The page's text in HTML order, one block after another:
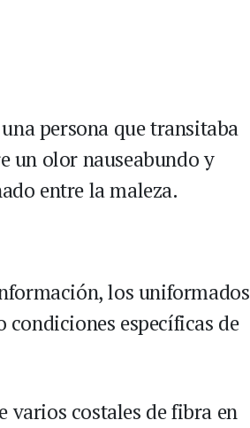
persona que transitaba
un olor nauseabundo y
entre la maleza.
los uniformados
específicas de
costales de fibra en